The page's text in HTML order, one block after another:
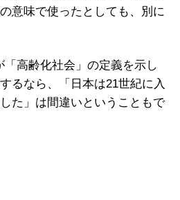
意味で使ったとしても、別に
高齢化社会」の定義を示し
るなら、「日本は21世紀に入
た」は間違いということもで